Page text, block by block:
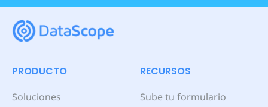
PRODUCTO
Soluciones
RECURSOS
Sube tu formulario